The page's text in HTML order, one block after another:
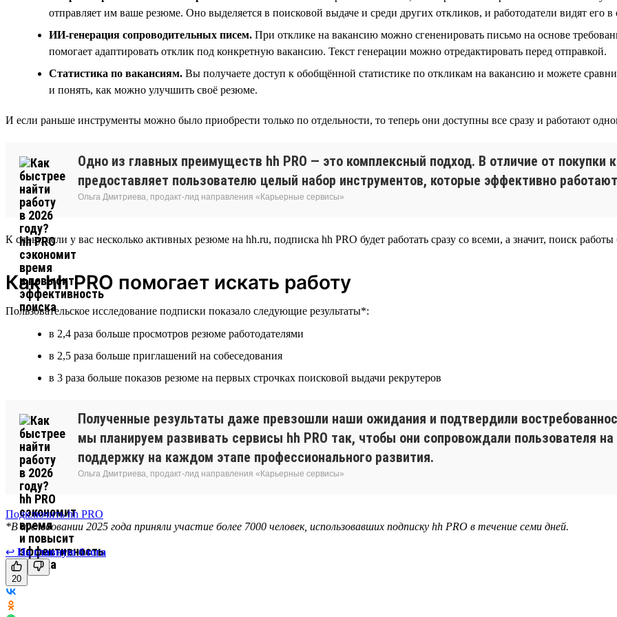
отправляет им ваше резюме. Оно выделяется в поисковой выдаче и среди других откликов, и работодатели видят его в
ИИ-генерация сопроводительных писем. При отклике на вакансию можно сгененировать письмо на основе
помогает адаптировать отклик под конкретную вакансию. Текст генерации можно отредактировать перед отправкой.
Статистика по вакансиям. Вы получаете доступ к обобщённой статистике по откликам на вакансию и можете
и понять, как можно улучшить своё резюме.
И если раньше инструменты можно было приобрести только по отдельности, то теперь они доступны все сразу и работают
Одно из главных преимуществ hh PRO — это комплексный подход. В отличие от покупки
предоставляет пользователю целый набор инструментов, которые эффективно
Ольга Дмитриева, продакт-лид направления «Карьерные сервисы»
К слову, если у вас несколько активных резюме на hh.ru, подписка hh PRO будет работать сразу со всеми, а значит, поиск работы
Как hh PRO помогает искать работу
Пользовательское исследование подписки показало следующие результаты*:
в 2,4 раза больше просмотров резюме работодателями
в 2,5 раза больше приглашений на собеседования
в 3 раза больше показов резюме на первых строчках поисковой выдачи рекрутеров
Полученные результаты даже превзошли наши ожидания и подтвердили
мы планируем развивать сервисы hh PRO так, чтобы они сопровождали пользователя
поддержку на каждом этапе профессионального развития.
Ольга Дмитриева, продакт-лид направления «Карьерные сервисы»
Подключить hh PRO
*В исследовании 2025 года приняли участие более 7000 человек, использовавших подписку hh PRO в течение семи дней.
↩ На главную блога
20